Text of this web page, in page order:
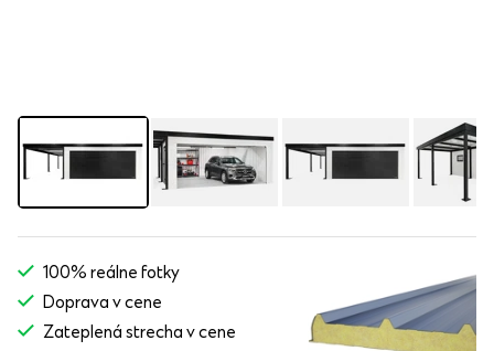
100% reálne fotky
Doprava v cene
Zateplená strecha v cene